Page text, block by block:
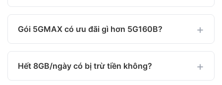
Gói 5GMAX có ưu đãi gì hơn 5G160B?
Hết 8GB/ngày có bị trừ tiền không?